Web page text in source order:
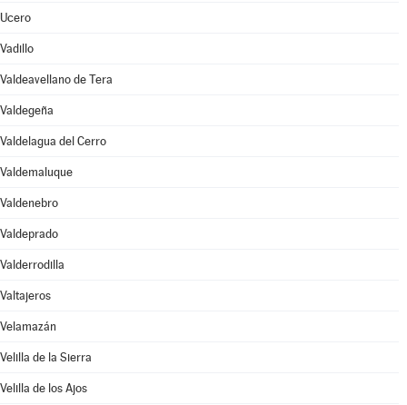
Ucero
Vadillo
Valdeavellano de Tera
Valdegeña
Valdelagua del Cerro
Valdemaluque
Valdenebro
Valdeprado
Valderrodilla
Valtajeros
Velamazán
Velilla de la Sierra
Velilla de los Ajos